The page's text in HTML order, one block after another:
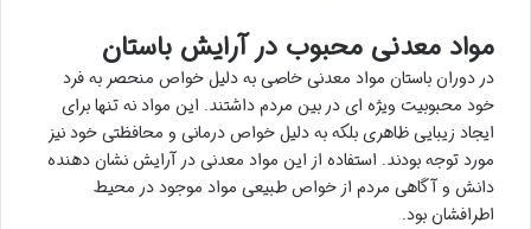
مواد معدنی محبوب در آرایش باستان
در دوران باستان مواد معدنی خاصی به دلیل خواص منحصر به فرد
خود محبوبیت ویژه ای در بین مردم داشتند. این مواد نه تنها برای
ایجاد زیبایی ظاهری بلکه به دلیل خواص درمانی و محافظتی خود نیز
مورد توجه بودند. استفاده از این مواد معدنی در آرایش نشان دهنده
دانش و آگاهی مردم از خواص طبیعی مواد موجود در محیط
اطرافشان بود.